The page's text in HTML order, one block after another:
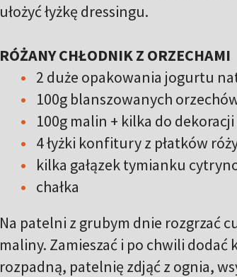
ułożyć łyżkę dressingu.
RÓŻANY CHŁODNIK Z ORZECHAMI
2 duże opakowania jogurtu
100g blanszowanych
100g malin + kilka do dekoracji
4 łyżki konfitury z płatków
kilka gałązek tymianku
chałka
Na patelni z grubym dnie rozgrzać
maliny. Zamieszać i po chwili
rozpadną, patelnię zdjąć z ognia,